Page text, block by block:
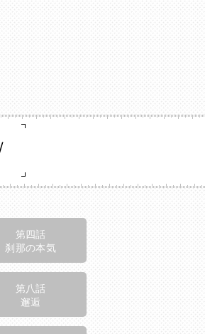
第四話
刹那の本気
第八話
邂逅